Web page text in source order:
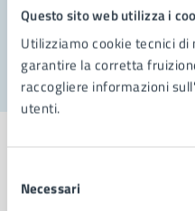
Questo sito web utilizza i
Utilizziamo cookie tecnici
garantire la corretta
raccogliere informazioni
utenti.
delNecessari
Segnala disservizio